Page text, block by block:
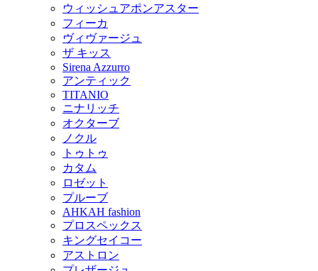
ウィッシュアポンアスター
フィーカ
ヴィヴァージュ
ザ キッス
Sirena Azzurro
アンティック
TITANIO
ニナリッチ
オクターブ
ノクル
トゥトゥ
カタム
ロゼット
プルーブ
AHKAH fashion
プロスペックス
キングセイコー
アストロン